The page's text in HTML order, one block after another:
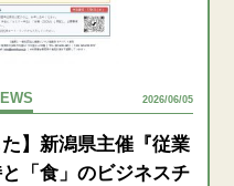
2026/06/05
た】新潟県主催『従業
「食」のビジネスチ